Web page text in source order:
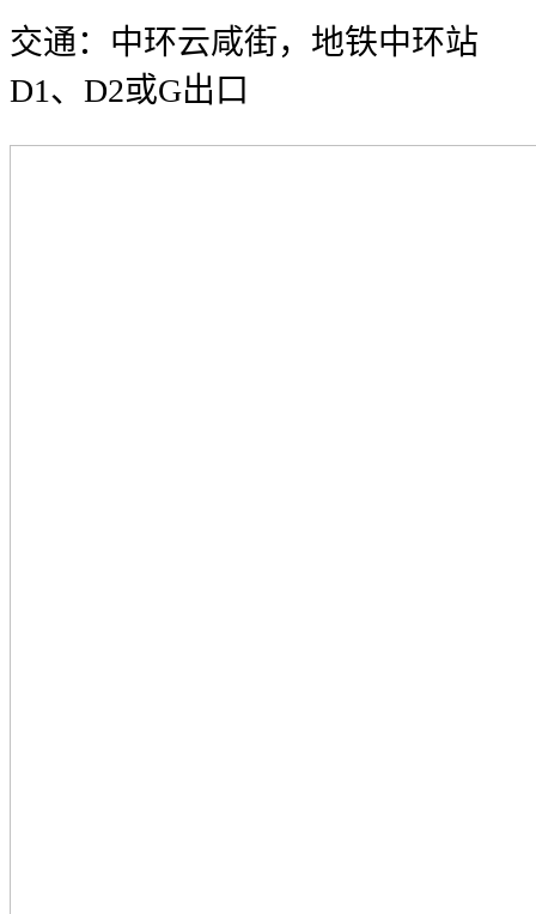
交通：中环云咸街，地铁中环站
D1、D2或G出口